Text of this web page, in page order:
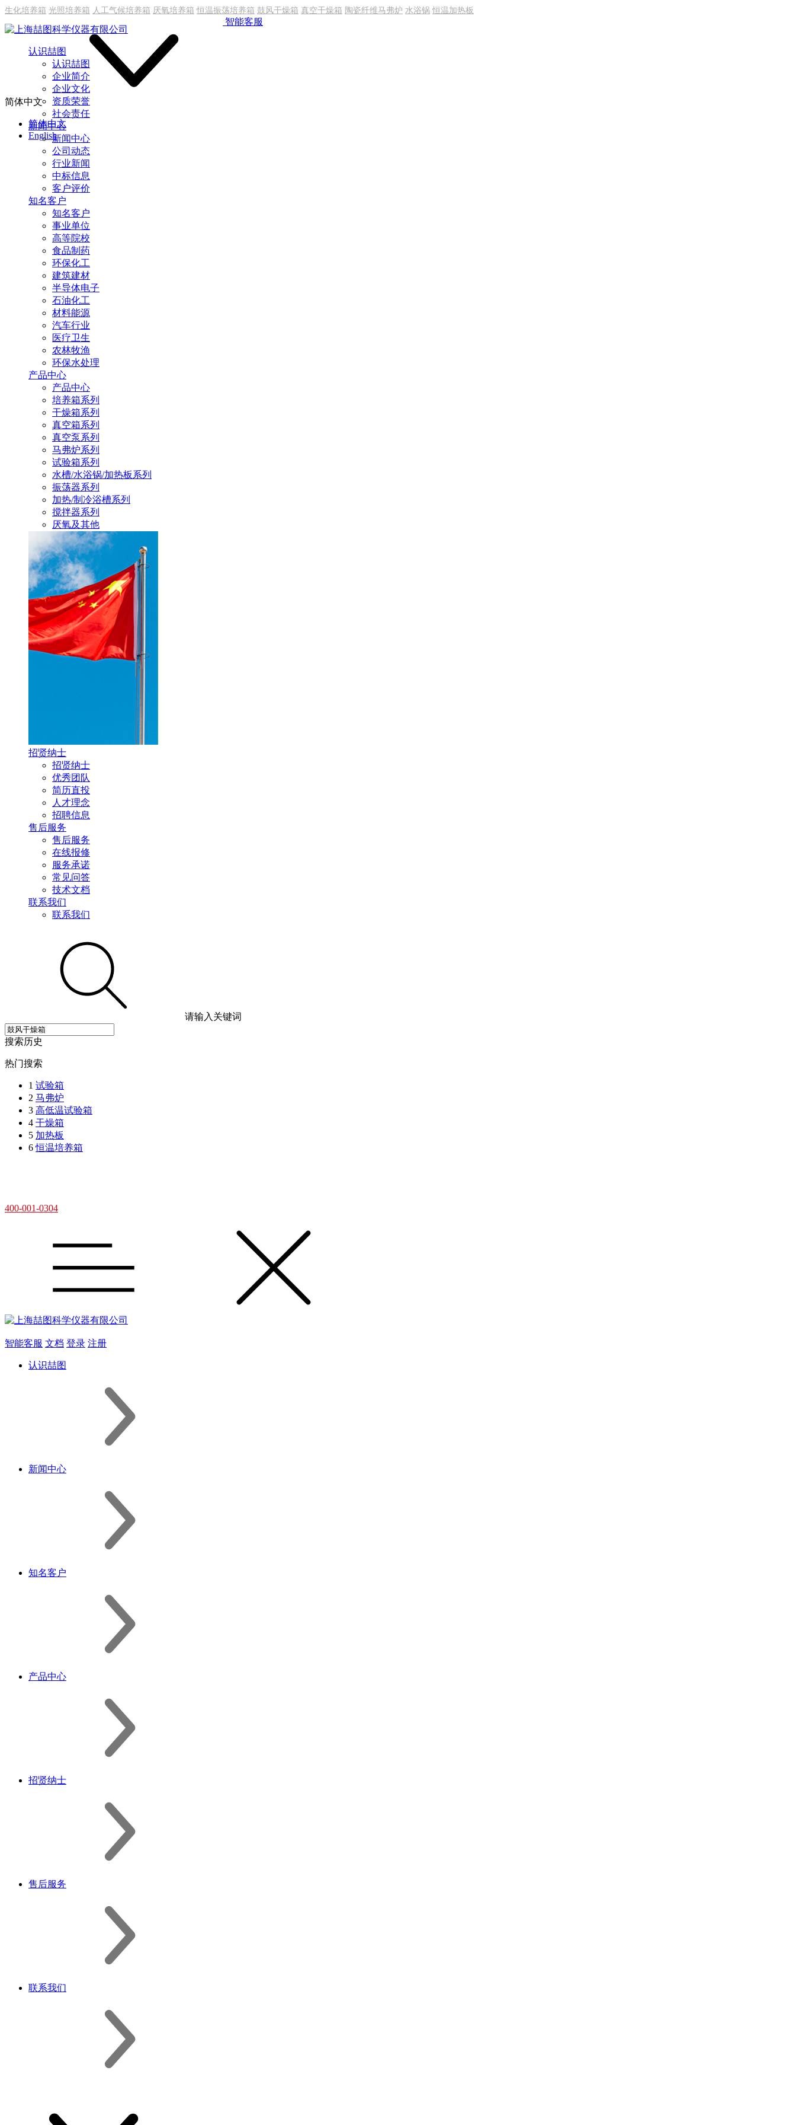
生化培养箱 光照培养箱 人工气候培养箱 厌氧培养箱 恒温振荡培养箱 鼓风干燥箱 真空干燥箱 陶瓷纤维马弗炉 水浴锅 恒温加热板
简体中文
简体中文
English
智能客服
认识喆图
认识喆图
企业简介
企业文化
资质荣誉
社会责任
新闻中心
新闻中心
公司动态
行业新闻
中标信息
客户评价
知名客户
知名客户
事业单位
高等院校
食品制药
环保化工
建筑建材
半导体电子
石油化工
材料能源
汽车行业
医疗卫生
农林牧渔
环保水处理
产品中心
产品中心
培养箱系列
干燥箱系列
真空箱系列
真空泵系列
马弗炉系列
试验箱系列
水槽/水浴锅/加热板系列
振荡器系列
加热/制冷浴槽系列
搅拌器系列
厌氧及其他
招贤纳士
招贤纳士
优秀团队
简历直投
人才理念
招聘信息
售后服务
售后服务
在线报修
服务承诺
常见问答
技术文档
联系我们
联系我们
请输入关键词
搜索历史
热门搜索
1 试验箱
2 马弗炉
3 高低温试验箱
4 干燥箱
5 加热板
6 恒温培养箱
400-001-0304
智能客服 文档 登录 注册
认识喆图
新闻中心
知名客户
产品中心
招贤纳士
售后服务
联系我们